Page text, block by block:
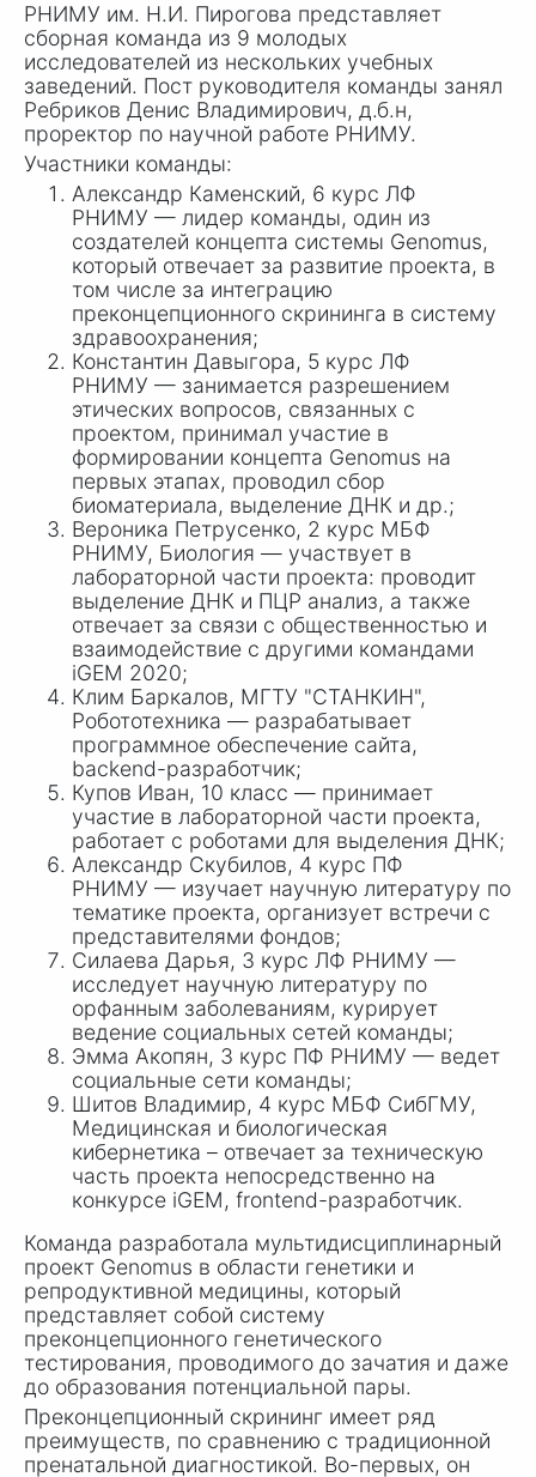
РНИМУ им. Н.И. Пирогова представляет
сборная команда из 9 молодых
исследователей из нескольких учебных
заведений. Пост руководителя команды занял
Ребриков Денис Владимирович, д.б.н,
проректор по научной работе РНИМУ.
Участники команды:
Александр Каменский, 6 курс ЛФ
РНИМУ — лидер команды, один из
создателей концепта системы Genomus,
который отвечает за развитие проекта, в
том числе за интеграцию
преконцепционного скрининга в систему
здравоохранения;
Константин Давыгора, 5 курс ЛФ
РНИМУ — занимается разрешением
этических вопросов, связанных с
проектом, принимал участие в
формировании концепта Genomus на
первых этапах, проводил сбор
биоматериала, выделение ДНК и др.;
Вероника Петрусенко, 2 курс МБФ
РНИМУ, Биология — участвует в
лабораторной части проекта: проводит
выделение ДНК и ПЦР анализ, а также
отвечает за связи с общественностью и
взаимодействие с другими командами
iGEM 2020;
Клим Баркалов, МГТУ "СТАНКИН",
Робототехника — разрабатывает
программное обеспечение сайта,
backend-разработчик;
Купов Иван, 10 класс — принимает
участие в лабораторной части проекта,
работает с роботами для выделения ДНК;
Александр Скубилов, 4 курс ПФ
РНИМУ — изучает научную литературу по
тематике проекта, организует встречи с
представителями фондов;
Силаева Дарья, 3 курс ЛФ РНИМУ —
исследует научную литературу по
орфанным заболеваниям, курирует
ведение социальных сетей команды;
Эмма Акопян, 3 курс ПФ РНИМУ — ведет
социальные сети команды;
Шитов Владимир, 4 курс МБФ СибГМУ,
Медицинская и биологическая
кибернетика – отвечает за техническую
часть проекта непосредственно на
конкурсе iGEM, frontend-разработчик.
Команда разработала мультидисциплинарный
проект Genomus в области генетики и
репродуктивной медицины, который
представляет собой систему
преконцепционного генетического
тестирования, проводимого до зачатия и даже
до образования потенциальной пары.
Преконцепционный скрининг имеет ряд
преимуществ, по сравнению с традиционной
пренатальной диагностикой. Во-первых, он